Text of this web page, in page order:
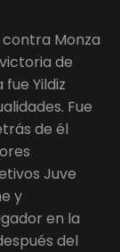
Monza
de
Yildiz
Fue
de él
Juve
y
en la
del